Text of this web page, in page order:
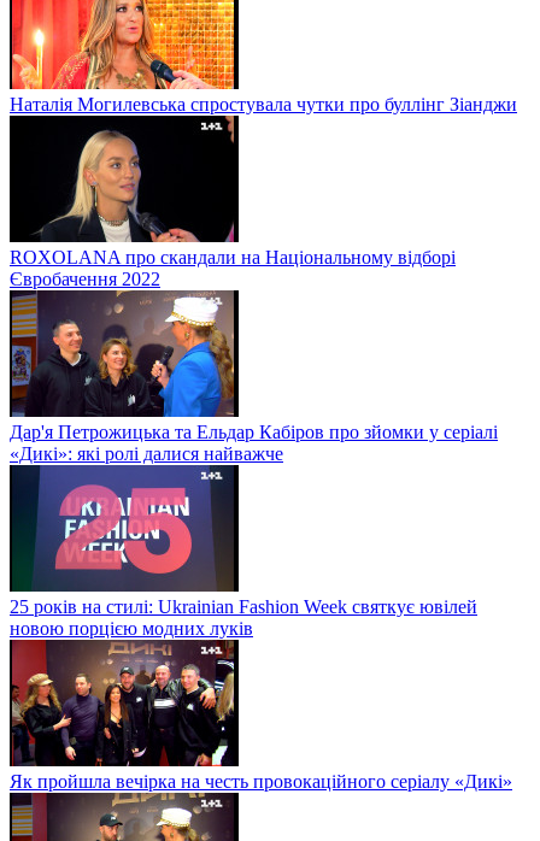
Наталія Могилевська спростувала чутки про буллінг Зіанджи
ROXOLANA про скандали на Національному відборі
Євробачення 2022
Дар'я Петрожицька та Ельдар Кабіров про зйомки у серіалі
«Дикі»: які ролі далися найважче
25 років на стилі: Ukrainian Fashion Week святкує ювілей
новою порцією модних луків
Як пройшла вечірка на честь провокаційного серіалу «Дикі»